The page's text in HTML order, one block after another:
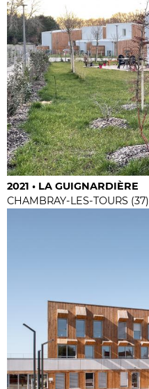
2021 • LA GUIGNARDIÈRE
CHAMBRAY-LES-TOURS (37)